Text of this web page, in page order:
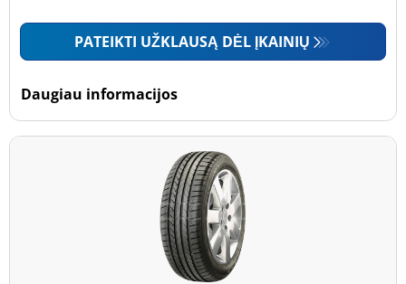
PATEIKTI UŽKLAUSĄ DĖL ĮKAINIŲ
Daugiau informacijos